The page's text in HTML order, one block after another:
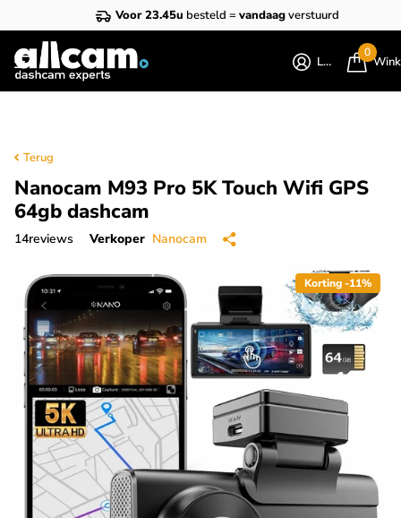
Voor 23.45u besteld = vandaagverstuurd
Login
0
Terug
Nanocam M93 Pro 5K Touch Wifi GPS
64gb dashcam
14reviews Verkoper Nanocam
Korting -11%